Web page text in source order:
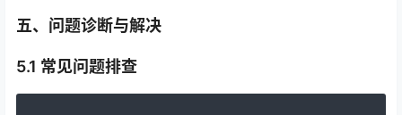
五、问题诊断与解决
5.1 常见问题排查